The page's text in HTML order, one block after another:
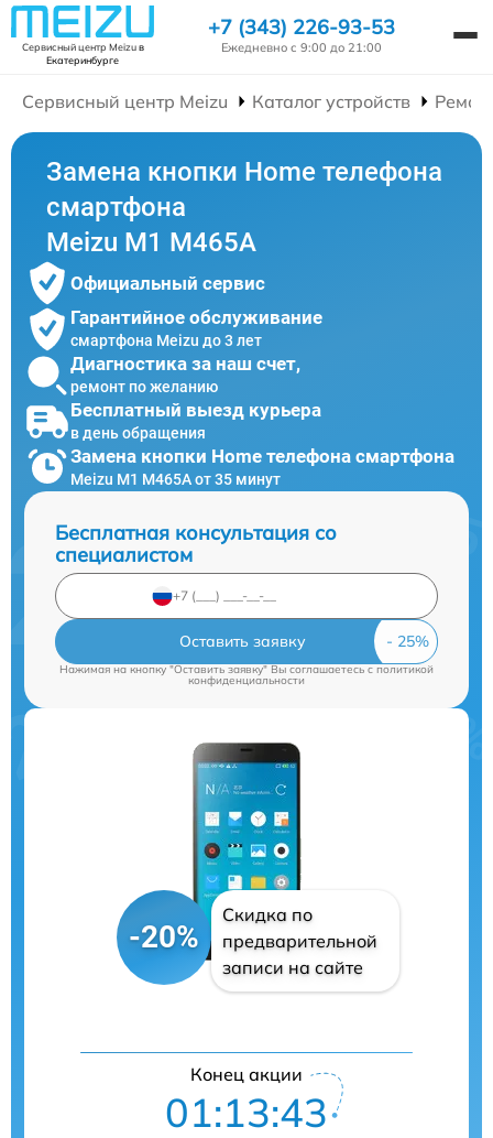
Сервисный центр Meizuв
Екатеринбурге
+7 (343) 226-93-53
Ежедневно с 9:00 до 21:00
Сервисный центр Meizu Каталог устройств
Замена кнопки Home телефона
смартфона
Meizu M1 M465A
Официальный сервис
Гарантийное обслуживание
смартфона Meizu до 3 лет
Диагностика за наш счет,
ремонт по желанию
Бесплатный выезд курьера
в день обращения
Замена кнопки Home телефона смартфона
Meizu M1 M465A от 35 минут
Бесплатная консультация со
специалистом
Оставить заявку
Нажимая на кнопку "Оставить заявку" Вы соглашаетесь cполитикой
конфиденциальности
-20%
Скидка по
предварительной
записи на сайте
Конец акции
01:13:42